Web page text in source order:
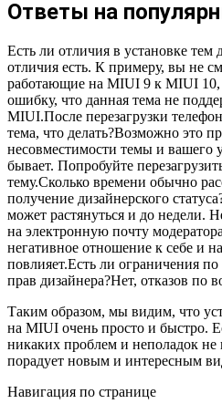
Ответы на
Есть ли отличия в установке
отличия есть. К примеру, вы не
работающие на MIUI 9 к MIUI
ошибку, что данная тема не
MIUI.После перезагрузки
тема, что делать?Возможно это
несовместимости темы и вашего
бывает. Попробуйте
тему.Сколько времени обычно
получение дизайнерского
может растянуться и до недели.
на электронную почту
негативное отношение к себе и
повлияет.Есть ли ограничения
прав дизайнера?Нет, отказов по
Таким образом, мы видим, что
на MIUI очень просто и быстро.
никаких проблем и неполадок не
порадует новым и интересным
Навигация по странице